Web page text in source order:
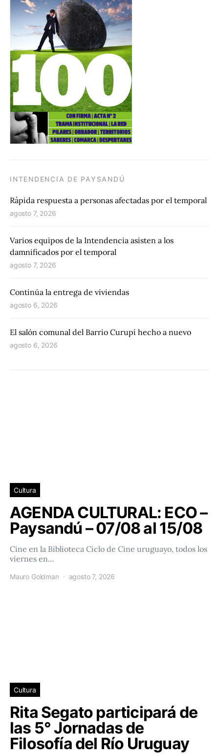
INTENDENCIA DE PAYSANDÚ
Rápida respuesta a personas afectadas por el temporal
agosto 7, 2026
Varios equipos de la Intendencia asisten a los
damnificados por el temporal
agosto 7, 2026
Continúa la entrega de viviendas
agosto 6, 2026
El salón comunal del Barrio Curupí hecho a nuevo
agosto 6, 2026
Cultura
AGENDA CULTURAL: ECO –
Paysandú – 07/08 al 15/08
Cine en la Biblioteca Ciclo de Cine uruguayo, todos los
viernes en…
Mauro Goldman agosto 7, 2026
Cultura
Rita Segato participará de
las 5° Jornadas de
Filosofía del Río Uruguay